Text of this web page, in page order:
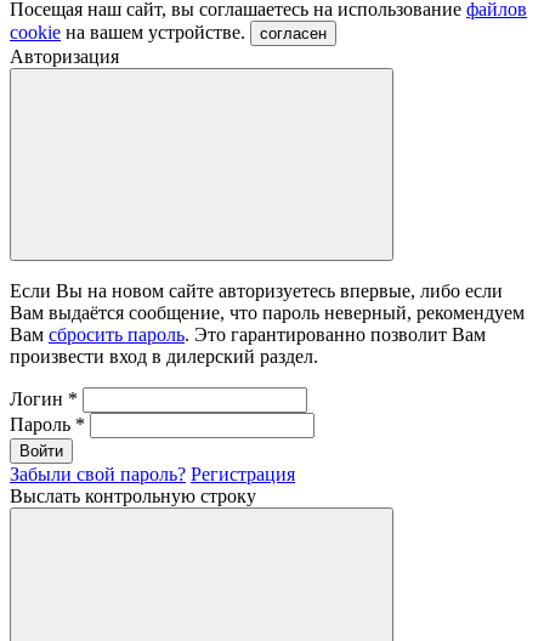
Посещая наш сайт, вы соглашаетесь на использование файлов
cookie на вашем устройстве. согласен
Авторизация
Если Вы на новом сайте авторизуетесь впервые, либо если
Вам выдаётся сообщение, что пароль неверный, рекомендуем
Вам сбросить пароль. Это гарантированно позволит Вам
произвести вход в дилерский раздел.
Логин *
Пароль *
Войти
Забыли свой пароль? Регистрация
Выслать контрольную строку